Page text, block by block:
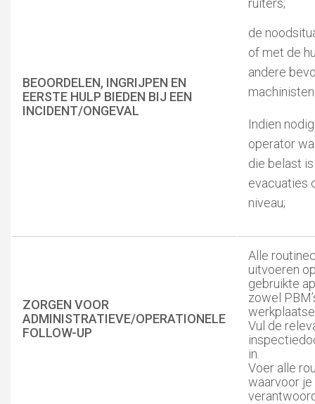
BEOORDELEN, INGRIJPEN EN
EERSTE HULP BIEDEN BIJ EEN
INCIDENT/ONGEVAL
de
of met de
andere
Indien
operator
die belast
evacuaties
niveau;
ZORGEN VOOR
ADMINISTRATIEVE/OPERATIONELE
FOLLOW-UP
Alle
uitvoeren
gebruikte
zowel
Vul de
in.
Voer alle
waarvoor je